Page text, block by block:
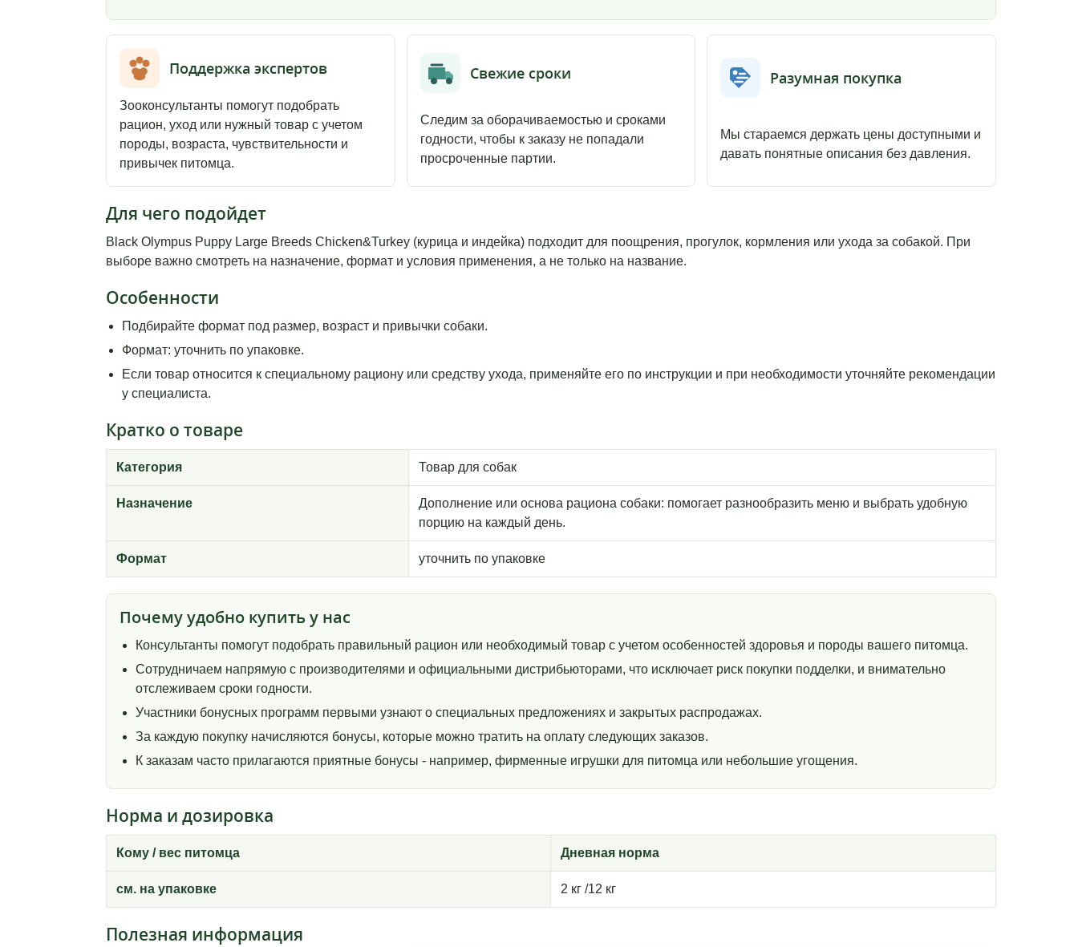
Поддержка экспертов
Зооконсультанты помогут подобрать
рацион, уход или нужный товар с учетом
породы, возраста, чувствительности и
привычек питомца.
Свежие сроки
Следим за оборачиваемостью и сроками
годности, чтобы к заказу не попадали
просроченные партии.
Разумная покупка
Мы стараемся держать цены доступными и
давать понятные описания без давления.
Для чего подойдет
Black Olympus Puppy Large Breeds Chicken&Turkey (курица и индейка) подходит для поощрения, прогулок, кормления или ухода за собакой. При
выборе важно смотреть на назначение, формат и условия применения, а не только на название.
Особенности
Подбирайте формат под размер, возраст и привычки собаки.
Формат: уточнить по упаковке.
Если товар относится к специальному рациону или средству ухода, применяйте его по инструкции и при необходимости уточняйте рекомендации
у специалиста.
Кратко о товаре
Категория Товар для собак
Назначение
Дополнение или основа рациона собаки: помогает разнообразить меню и выбрать удобную
порцию на каждый день.
Формат уточнить по упаковке
Почему удобно купить у нас
Консультанты помогут подобрать правильный рацион или необходимый товар с учетом особенностей здоровья и породы вашего питомца.
Сотрудничаем напрямую с производителями и официальными дистрибьюторами, что исключает риск покупки подделки, и внимательно
отслеживаем сроки годности.
Участники бонусных программ первыми узнают о специальных предложениях и закрытых распродажах.
За каждую покупку начисляются бонусы, которые можно тратить на оплату следующих заказов.
К заказам часто прилагаются приятные бонусы - например, фирменные игрушки для питомца или небольшие угощения.
Норма и дозировка
Кому / вес питомца Дневная норма
см. на упаковке 2 кг /12 кг
Полезная информация